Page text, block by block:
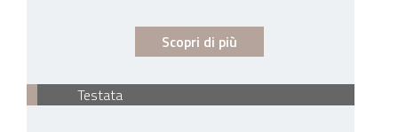
Scopri di più
Testata